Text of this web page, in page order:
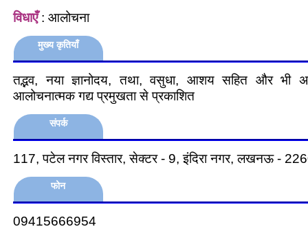
विधाएँ: आलोचना
मुख्य कृतियाँ
तद्भव, नया ज्ञानोदय, तथा, वसुधा, आशय सहित और भी
आलोचनात्मक गद्य प्रमुखता से प्रकाशित
संपर्क
117, पटेल नगर विस्तार, सेक्टर - 9, इंदिरा नगर, लखनऊ -
फोन
09415666954